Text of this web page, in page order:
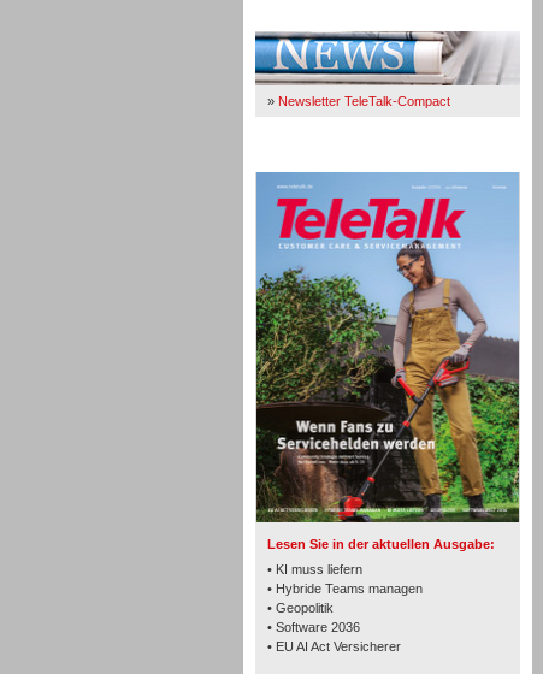
» Newsletter TeleTalk-Compact
Lesen Sie in der aktuellen Ausgabe:
• KI muss liefern
• Hybride Teams managen
• Geopolitik
• Software 2036
• EU AI Act Versicherer
TK- und ACD-Systeme
Workforce-Management